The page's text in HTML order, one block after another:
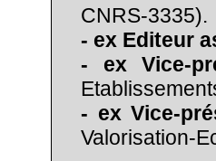
CNRS-3335).
- ex Editeur
- ex Vice-
- ex Vice-
Valorisation-